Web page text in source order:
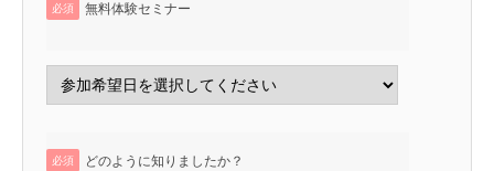
必須 無料体験セミナー
必須 どのように知りましたか？